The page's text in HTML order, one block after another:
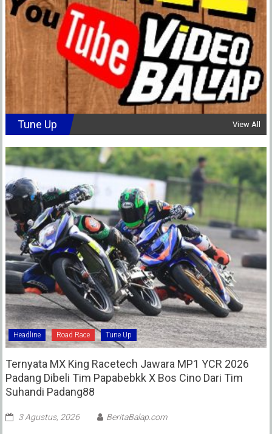
Tune Up View All
Headline Road Race Tune Up
Ternyata MX King Racetech Jawara MP1 YCR 2026
Padang Dibeli Tim Papabebkk X Bos Cino Dari Tim
Suhandi Padang88
3 Agustus, 2026 BeritaBalap.com